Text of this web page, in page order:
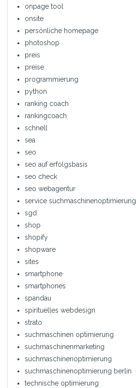
onpage tool
onsite
persönliche homepage
photoshop
preis
preise
programmierung
python
ranking coach
rankingcoach
schnell
sea
seo
seo auf erfolgsbasis
seo check
seo webagentur
service suchmaschinenoptimierung
sgd
shop
shopify
shopware
sites
smartphone
smartphones
spandau
spirituelles webdesign
strato
suchmaschinen optimierung
suchmaschinenmarketing
suchmaschinenoptimierung
suchmaschinenoptimierung berlin
technische optimierung